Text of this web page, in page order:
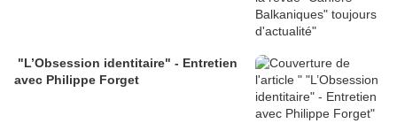
"L’Obsession identitaire" - Entretien
avec Philippe Forget